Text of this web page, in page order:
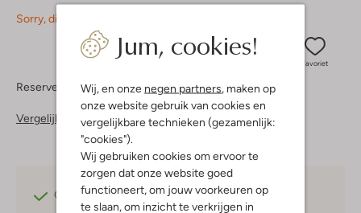
Jum, cookies!
Wij, en onze negen partners , maken op
onze website gebruik van cookies en
vergelijkbare technieken (gezamenlijk:
"cookies").
Wij gebruiken cookies om ervoor te
zorgen dat onze website goed
functioneert, om jouw voorkeuren op
te slaan, om inzicht te verkrijgen in
Sorry, dit item is momenteel (nog) niet beschikbaar.
Favoriet
Reserveer direct in een van onze 37 boutiques
Vergelijkbare items
Gratis verzendingvanaf €75,-